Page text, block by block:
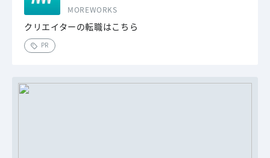
MOREWORKS
クリエイターの転職はこちら
PR